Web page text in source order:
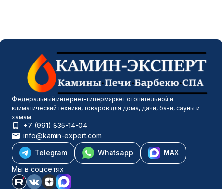
Федеральный интернет-гипермаркет отопительной и
климатический техники, товаров для дома, дачи, бани, сауны и
хамам.
+7 (991) 835-14-04
info@kamin-expert.com
Telegram
Whatsapp
MAX
Мы в соцсетях